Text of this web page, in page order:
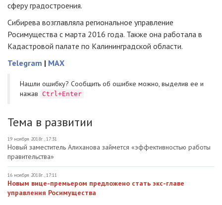
сферу градостроения.
Сибирева возглавляла региональное управление
Росимущества с марта 2016 года. Также она работала в
Кадастровой палате по Калининградской области.
Telegram | MAX
Нашли ошибку? Cообщить об ошибке можно, выделив ее и
нажав
Ctrl+Enter
Тема в развитии
19 ноября 2018г., 17:31
Новый заместитель Алиханова займется «эффективностью работы
правительства»
16 ноября 2018г., 17:11
Новым вице-премьером предложено стать экс-главе
управления Росимущества